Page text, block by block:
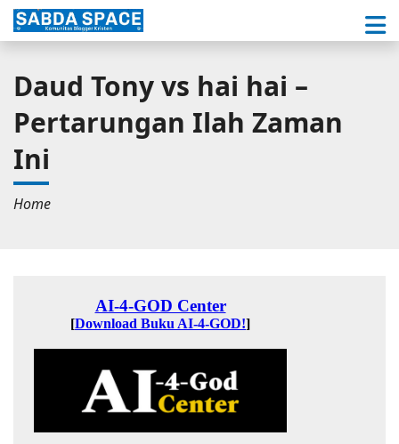
Daud Tony vs hai hai –
Pertarungan Ilah Zaman
Ini
Home